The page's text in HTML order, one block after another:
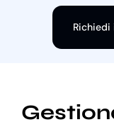
Richiedi